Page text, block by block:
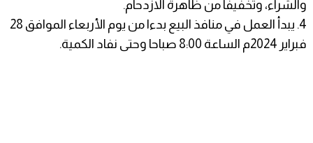
والشراء، وتخفيفا من ظاهرة الازدحام.
4. يبدأ العمل في منافذ البيع بدءا من يوم الأربعاء الموافق 28
فبراير 2024م الساعة 8:00 صباحا وحتى نفاد الكمية.